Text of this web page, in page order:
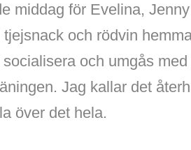
middag för Evelina,
och rödvin
och umgås
Jag kallar det
över det hela.